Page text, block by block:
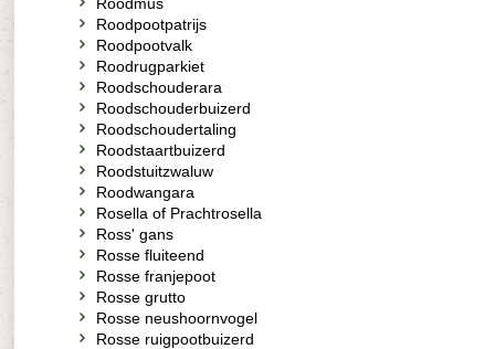
Roodpootpatrijs
Roodpootvalk
Roodrugparkiet
Roodschouderara
Roodschouderbuizerd
Roodschoudertaling
Roodstaartbuizerd
Roodstuitzwaluw
Roodwangara
Rosella of Prachtrosella
Ross' gans
Rosse fluiteend
Rosse franjepoot
Rosse grutto
Rosse neushoornvogel
Rosse ruigpootbuizerd